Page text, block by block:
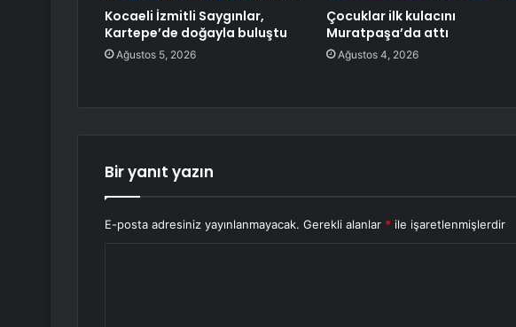
Kocaeli İzmitli Saygınlar,
Kartepe’de doğayla buluştu
Ağustos 5, 2026
Çocuklar ilk kulacını
Muratpaşa’da attı
Ağustos 4, 2026
Bir yanıt yazın
E-posta adresiniz yayınlanmayacak. Gerekli alanlar * ile işaretlenmişlerdir